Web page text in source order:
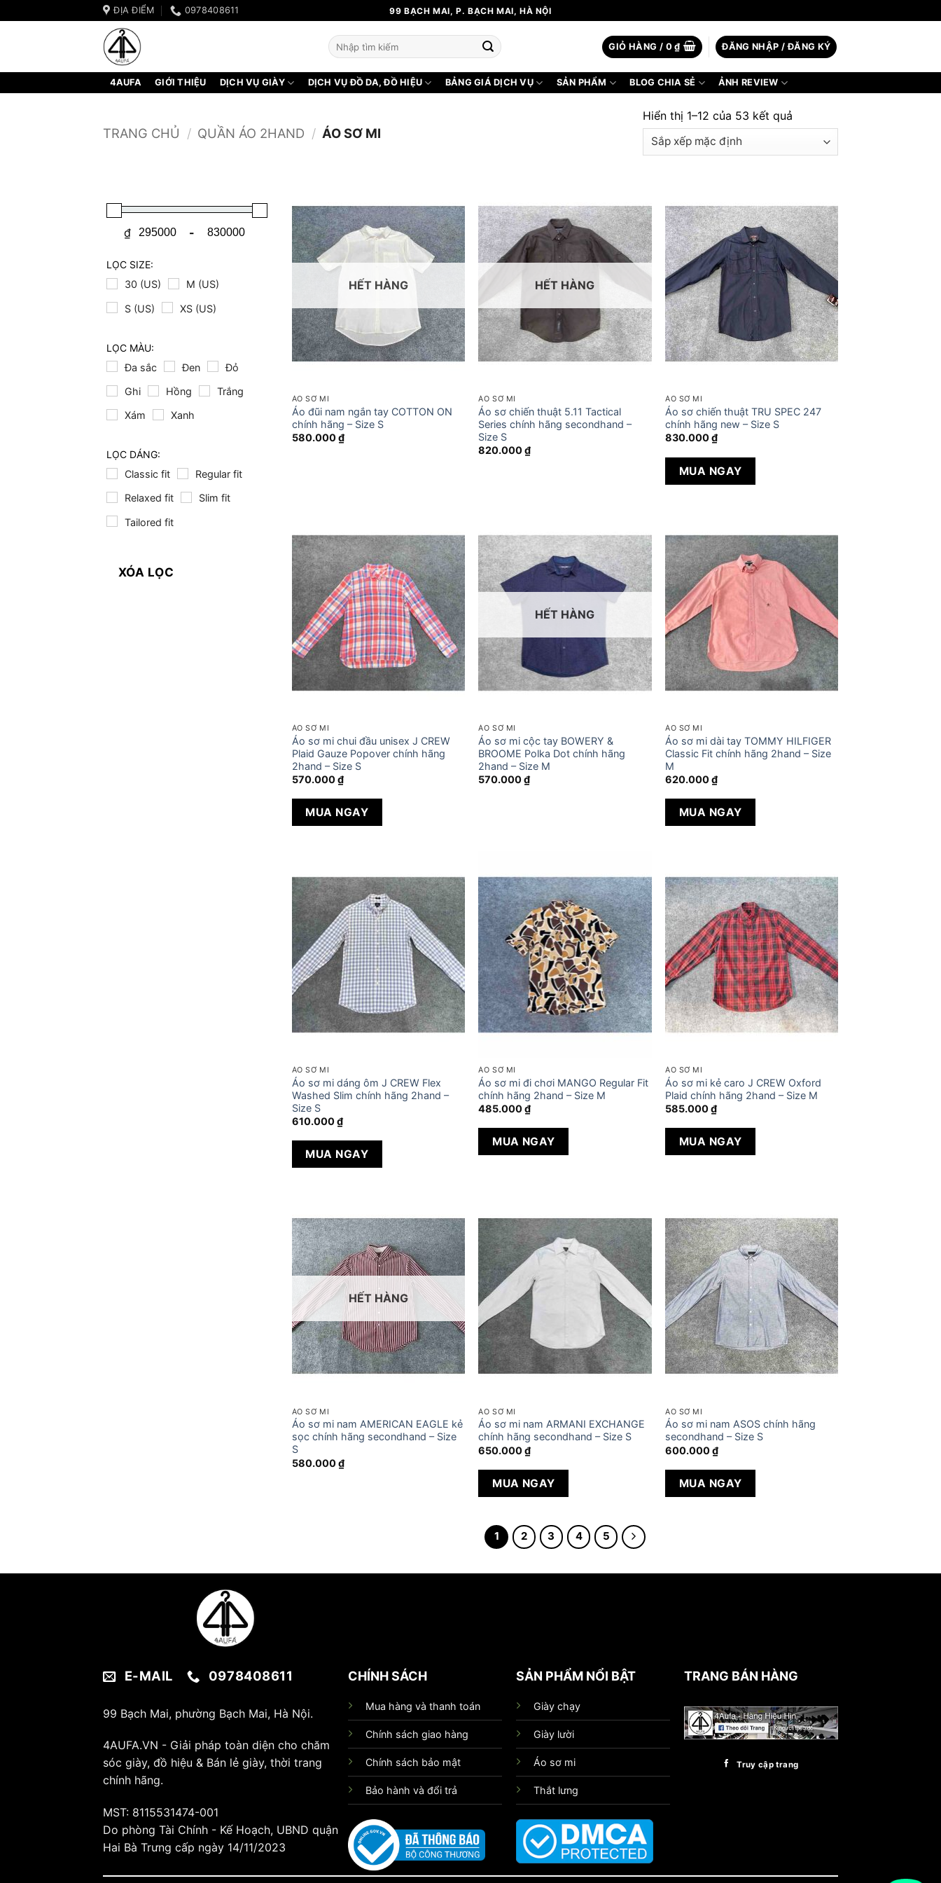
qua
ĐỊA ĐIỂM 0978408611 99 BẠCH MAI, P. BẠCH MAI, HÀ NỘI
Tìm
kiếm:
GIỎ HÀNG / 0₫ ĐĂNG NHẬP / ĐĂNG KÝ
4AUFA GIỚI THIỆU DỊCH VỤ GIÀY DỊCH VỤ ĐỒ DA, ĐỒ HIỆU BẢNG GIÁ DỊCH VỤ SẢN PHẨM BLOG CHIA SẺ ẢNH REVIEW
TRANG CHỦ / QUẦN ÁO 2HAND / ÁO SƠ MI
Hiển thị 1–12 của 53 kết quả
₫ -
LỌC SIZE:
30 (US)
M (US)
S (US) XS (US)
LỌC MÀU:
Đa sắc
Đen Đỏ
Ghi Hồng Trắng
Xám Xanh
LỌC DÁNG:
Classic fit
Regular fit
Relaxed fit Slim fit
Tailored fit
XÓA LỌC
HẾT HÀNG
ÁO SƠ MI
Áo đũi nam ngắn tay COTTON ON
chính hãng – Size S
580.000₫
HẾT HÀNG
ÁO SƠ MI
Áo sơ chiến thuật 5.11 Tactical
Series chính hãng secondhand –
Size S
820.000₫
ÁO SƠ MI
Áo sơ chiến thuật TRU SPEC 247
chính hãng new – Size S
830.000₫
MUA NGAY
ÁO SƠ MI
Áo sơ mi chui đầu unisex J CREW
Plaid Gauze Popover chính hãng
2hand – Size S
570.000₫
MUA NGAY
HẾT HÀNG
ÁO SƠ MI
Áo sơ mi cộc tay BOWERY &
BROOME Polka Dot chính hãng
2hand – Size M
570.000₫
ÁO SƠ MI
Áo sơ mi dài tay TOMMY HILFIGER
Classic Fit chính hãng 2hand – Size
M
620.000₫
MUA NGAY
ÁO SƠ MI
Áo sơ mi dáng ôm J CREW Flex
Washed Slim chính hãng 2hand –
Size S
610.000₫
MUA NGAY
ÁO SƠ MI
Áo sơ mi đi chơi MANGO Regular Fit
chính hãng 2hand – Size M
485.000₫
MUA NGAY
ÁO SƠ MI
Áo sơ mi kẻ caro J CREW Oxford
Plaid chính hãng 2hand – Size M
585.000₫
MUA NGAY
HẾT HÀNG
ÁO SƠ MI
Áo sơ mi nam AMERICAN EAGLE kẻ
sọc chính hãng secondhand – Size
S
580.000₫
ÁO SƠ MI
Áo sơ mi nam ARMANI EXCHANGE
chính hãng secondhand – Size S
650.000₫
MUA NGAY
ÁO SƠ MI
Áo sơ mi nam ASOS chính hãng
secondhand – Size S
600.000₫
MUA NGAY
1 2 3 4 5
E-MAIL 0978408611
99 Bạch Mai, phường Bạch Mai, Hà Nội.
4AUFA.VN - Giải pháp toàn diện cho chăm
sóc giày, đồ hiệu & Bán lẻ giày, thời trang
chính hãng.
MST: 8115531474-001
Do phòng Tài Chính - Kế Hoạch, UBND quận
Hai Bà Trưng cấp ngày 14/11/2023
CHÍNH SÁCH
Mua hàng và thanh toán
Chính sách giao hàng
Chính sách bảo mật
Bảo hành và đổi trả
SẢN PHẨM NỔI BẬT
Giày chạy
Giày lười
Áo sơ mi
Thắt lưng
TRANG BÁN HÀNG
Truy cập trang